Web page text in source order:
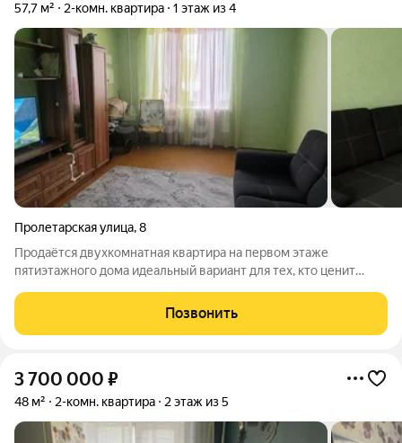
57,7 м² 2-комн. квартира 1 этаж из 4
Пролетарская улица,8
Продаётся двухкомнатная квартира на первом этаже
пятиэтажного дома идеальный вариант для тех, кто ценит
площадь: 57,7 м2. Основные преимущества квартиры:
Позвонить
3 700 000 ₽
48 м² 2-комн. квартира 2 этаж из 5